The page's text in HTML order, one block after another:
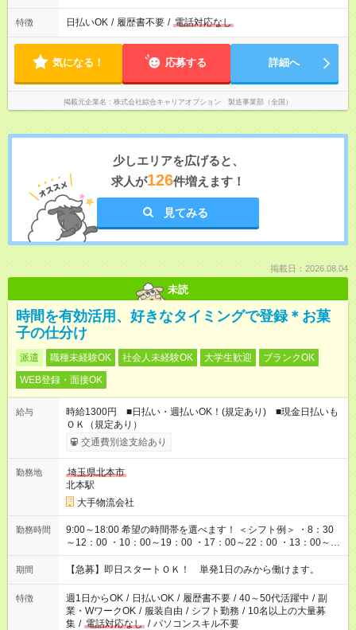
特徴 日払いOK / 履歴書不要 / 電話対応なし
気になる！ 応募する 詳細へ
掲載元企業名 株式会社綜合キャリアオプション 製造事業部（全国）
少しエリアを広げると、
求人が126件増えます！
見てみる
掲載日：2026.08.04
未読
時間を有効活用、好きなタイミングで登録＊お菓
子の仕分け
派遣 職種未経験OK 社会人未経験OK 大学生歓迎
ブランクOK
WEB登録・面接OK
給与
時給1300円 ■日払い・週払いOK！(規定あり) ■現金日払いも
ＯＫ（規定あり）
交通費別途支給あり
勤務地
埼玉県北本市
北本駅
大手物流会社
勤務時間
9:00～18:00 希望の時間帯を選べます！ ＜シフト例＞ ・8：30
～12：00 ・10：00～19：00 ・17：00～22：00 ・13：00～
22：00 ・22：00～翌6：00 など
期間 【急募】即日スタートＯＫ！ 単発1日のみから働けます。
特徴 週1日からOK / 日払いOK / 履歴書不要 / 40～50代活躍中 / 副
業・WワークOK / 服装自由 / シフト勤務 / 10名以上の大量募
集 / 電話対応なし / パソコンスキル不要